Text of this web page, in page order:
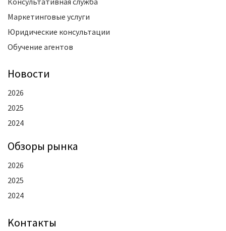
Маркетинговые услуги
Юридические консультации
Обучение агентов
Новости
2026
2025
2024
Oбзоры рынка
2026
2025
2024
Kонтакты